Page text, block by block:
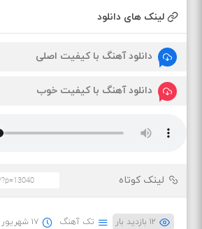
لینک های دانلود
دانلود آهنگ با کیفیت اصلی
دانلود آهنگ با کیفیت خوب
لینک کوتاه
۱۲ بازدید بار تک آهنگ ۱۷ شهریور ۱۴۰۲